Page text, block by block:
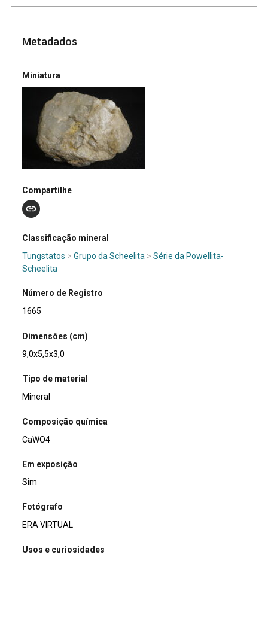
Metadados
Miniatura
Compartilhe
Classificação mineral
Tungstatos >Grupo da Scheelita >Série da Powellita-
Scheelita
Número de Registro
1665
Dimensões (cm)
9,0x5,5x3,0
Tipo de material
Mineral
Composição química
CaWO4
Em exposição
Sim
Fotógrafo
ERA VIRTUAL
Usos e curiosidades